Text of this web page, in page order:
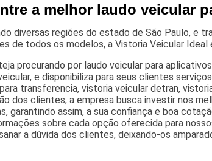
a melhor laudo veicular
diversas regiões do estado de São Paulo, e
de todos os modelos, a Vistoria Veicular
procurando por laudo veicular para
e disponibiliza para seus clientes
transferencia, vistoria veicular detran,
dos clientes, a empresa busca investir nos
garantindo assim, a sua confiança e boa
sobre cada opção oferecida para
a dúvida dos clientes, deixando-os